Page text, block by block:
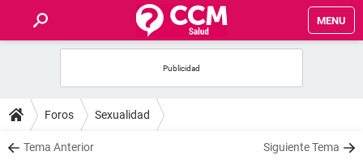
MENU
FOROS
SALUD
Foros Sexualidad
Tema Anterior Siguiente Tema